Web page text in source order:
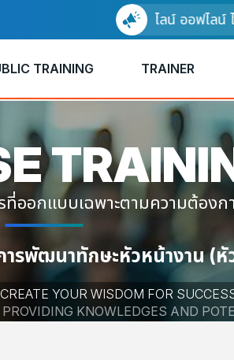
อบรมแบบออนไลน์ ออฟไลน์
TRAINING TRAINER
ออกแบบเฉพาะตามความต้อง
ารพัฒนาทักษะหัวหน้างาน (
YOUR WISDOM FOR
KNOWLEDGES AND